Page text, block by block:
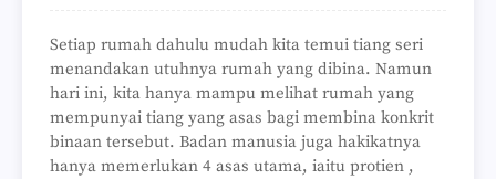
Setiap rumah dahulu mudah kita temui tiang seri
menandakan utuhnya rumah yang dibina. Namun
hari ini, kita hanya mampu melihat rumah yang
mempunyai tiang yang asas bagi membina konkrit
binaan tersebut. Badan manusia juga hakikatnya
hanya memerlukan 4 asas utama, iaitu protien ,